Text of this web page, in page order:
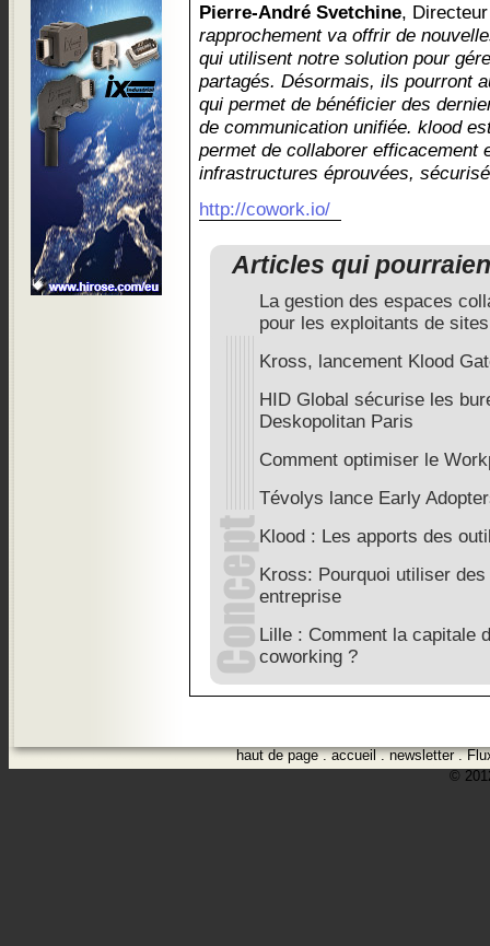
Pierre-André Svetchine,
rapprochement va offrir de
qui utilisent notre solution pour
partagés. Désormais, ils pourront
qui permet de bénéficier des
de communication unifiée. klood
permet de collaborer efficacement
infrastructures éprouvées,
http://cowork.io/
Articles qui
La gestion des espaces
pour les exploitants de sites
Kross, lancement Klood
HID Global sécurise les
Deskopolitan Paris
Comment optimiser le
Tévolys lance Early
Klood : Les apports des
Kross: Pourquoi utiliser
entreprise
Lille : Comment la capitale
coworking ?
haut de page.accueil.newsletter.
©